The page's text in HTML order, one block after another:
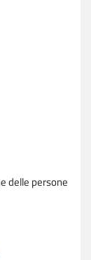
delle persone